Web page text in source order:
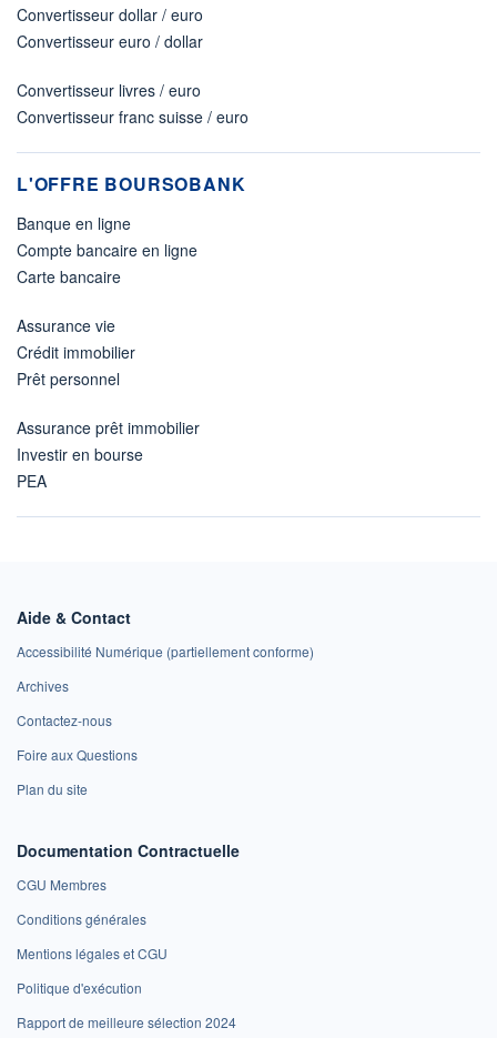
Convertisseur dollar / euro
Convertisseur euro / dollar
Convertisseur livres / euro
Convertisseur franc suisse / euro
L'OFFRE BOURSOBANK
Banque en ligne
Compte bancaire en ligne
Carte bancaire
Assurance vie
Crédit immobilier
Prêt personnel
Assurance prêt immobilier
Investir en bourse
PEA
Aide & Contact
Accessibilité Numérique (partiellement conforme)
Archives
Contactez-nous
Foire aux Questions
Plan du site
Documentation Contractuelle
CGU Membres
Conditions générales
Mentions légales et CGU
Politique d'exécution
Rapport de meilleure sélection 2024